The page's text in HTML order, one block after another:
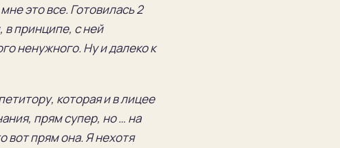
это все. Готовилась 2
, в принципе, с ней
ненужного. Ну и далеко к
которая и в лицее
прям супер, но … на
вот прям она. Я нехотя